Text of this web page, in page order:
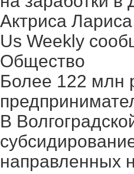
Актриса
Us Weekly
Общество
Более 122 млн
В
направленных